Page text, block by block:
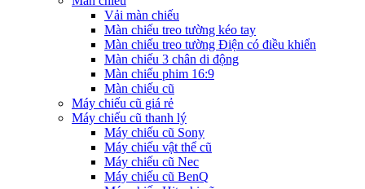
Vải màn chiếu
Màn chiếu treo tường kéo tay
Màn chiếu treo tường Điện có điều khiển
Màn chiếu 3 chân di động
Màn chiếu phim 16:9
Màn chiếu cũ
Máy chiếu cũ giá rẻ
Máy chiếu cũ thanh lý
Máy chiếu cũ Sony
Máy chiếu vật thể cũ
Máy chiếu cũ Nec
Máy chiếu cũ BenQ